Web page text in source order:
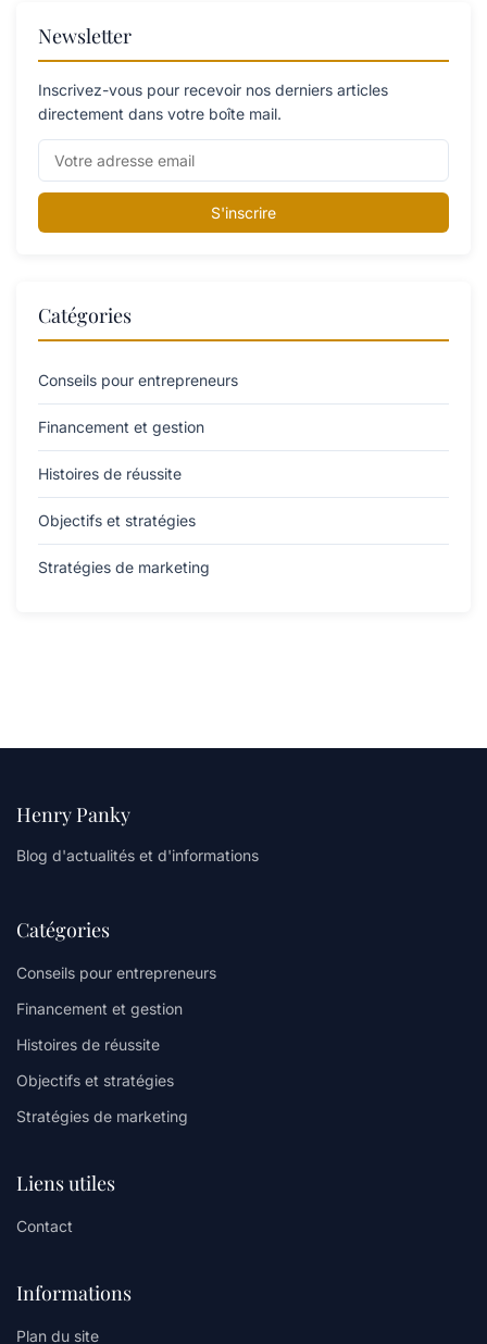
Newsletter
Inscrivez-vous pour recevoir nos derniers articles
directement dans votre boîte mail.
S'inscrire
Catégories
Conseils pour entrepreneurs
Financement et gestion
Histoires de réussite
Objectifs et stratégies
Stratégies de marketing
Henry Panky
Blog d'actualités et d'informations
Catégories
Conseils pour entrepreneurs
Financement et gestion
Histoires de réussite
Objectifs et stratégies
Stratégies de marketing
Liens utiles
Contact
Informations
Plan du site